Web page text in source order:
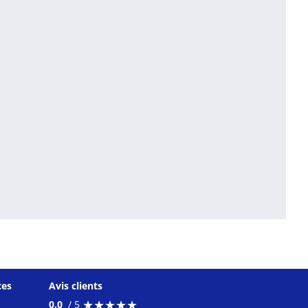
Avis clients
0.0 / 5 ★★★★★
★★★★★